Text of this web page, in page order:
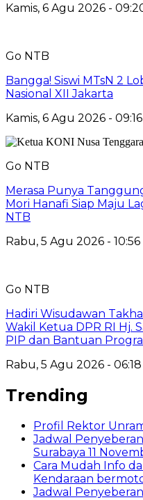
Kamis, 6 Agu 2026 -
Go NTB
Bangga! Siswi MTsN 2
Nasional XII Jakarta
Kamis, 6 Agu 2026 - 09:16
Go NTB
Merasa Punya
Mori Hanafi Siap Maju
NTB
Rabu, 5 Agu 2026 - 10:56
Go NTB
Hadiri Wisudawan
Wakil Ketua DPR RI Hj.
PIP dan Bantuan
Rabu, 5 Agu 2026 - 06:18
Trending
Profil Rektor
Jadwal
Surabaya 11
Cara Mudah Info
Kendaraan
Jadwal